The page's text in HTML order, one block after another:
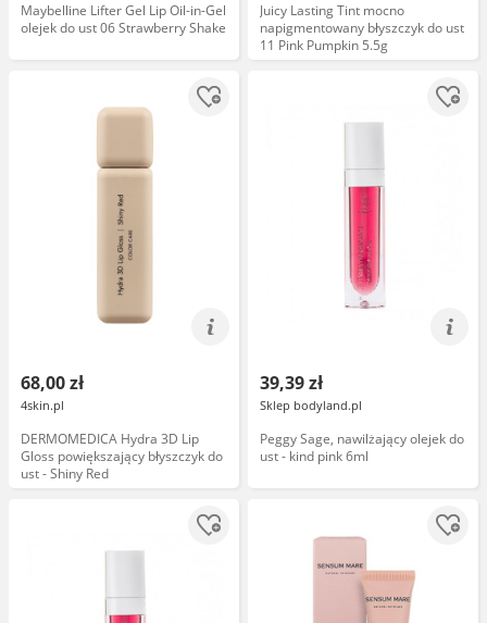
Maybelline Lifter Gel Lip Oil-in-Gel
olejek do ust 06 Strawberry Shake
Juicy Lasting Tint mocno
napigmentowany błyszczyk do ust
11 Pink Pumpkin 5.5g
68,00 zł
4skin.pl
DERMOMEDICA Hydra 3D Lip
Gloss powiększający błyszczyk do
ust - Shiny Red
39,39 zł
Sklep bodyland.pl
Peggy Sage, nawilżający olejek do
ust - kind pink 6ml